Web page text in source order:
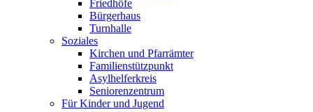
Friedhöfe
Bürgerhaus
Turnhalle
Soziales
Kirchen und Pfarrämter
Familienstützpunkt
Asylhelferkreis
Seniorenzentrum
Für Kinder und Jugend